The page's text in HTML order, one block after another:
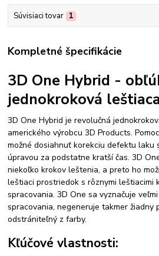
Súvisiaci tovar 1
Kompletné špecifikácie
3D One Hybrid -
jednokroková
3D One Hybrid je revolučná
amerického výrobcu 3D Products.
možné dosiahnuť korekciu defektu laku
úpravou za podstatne kratší čas. 3D
niekoľko krokov leštenia, a preto ho
leštiaci prostriedok s rôznymi leštiacimi
spracovania. 3D One sa vyznačuje
spracovania, negeneruje takmer žiadny
odstrániteľný z farby.
Kľúčové vlastnosti: